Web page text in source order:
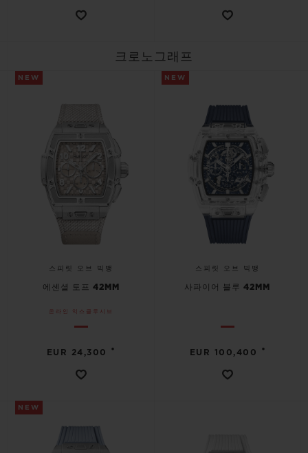
크로노그래프
NEW
스피릿 오브 빅뱅
에센셜 토프 42MM
온라인 익스클루시브
EUR 24,300 •
NEW
스피릿 오브 빅뱅
사파이어 블루 42MM
EUR 100,400 •
NEW
안전한 결제
연락처
부티크 검색